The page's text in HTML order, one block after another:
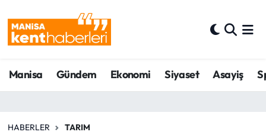
Manisa Gündem Ekonomi Siyaset Asayiş
HABERLER TARIM
Ahmetli Hava Durumu
Ahmetli Trafik Yoğunluk Haritası